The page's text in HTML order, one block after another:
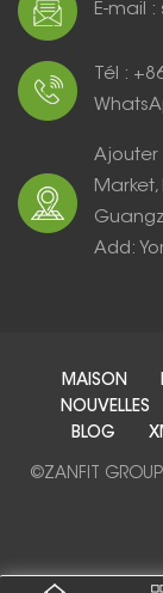
E-mail :
Tél :
Ajouter
Market,
Add:
MAISON
NOUVELLES
BLOG
©ZANFIT